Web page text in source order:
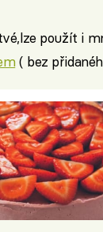
použít i
( bez